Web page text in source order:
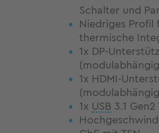
Schalter und
Niedriges Profil
thermische
1x DP-
1x HDMI-
1x USB 3.1 Gen2